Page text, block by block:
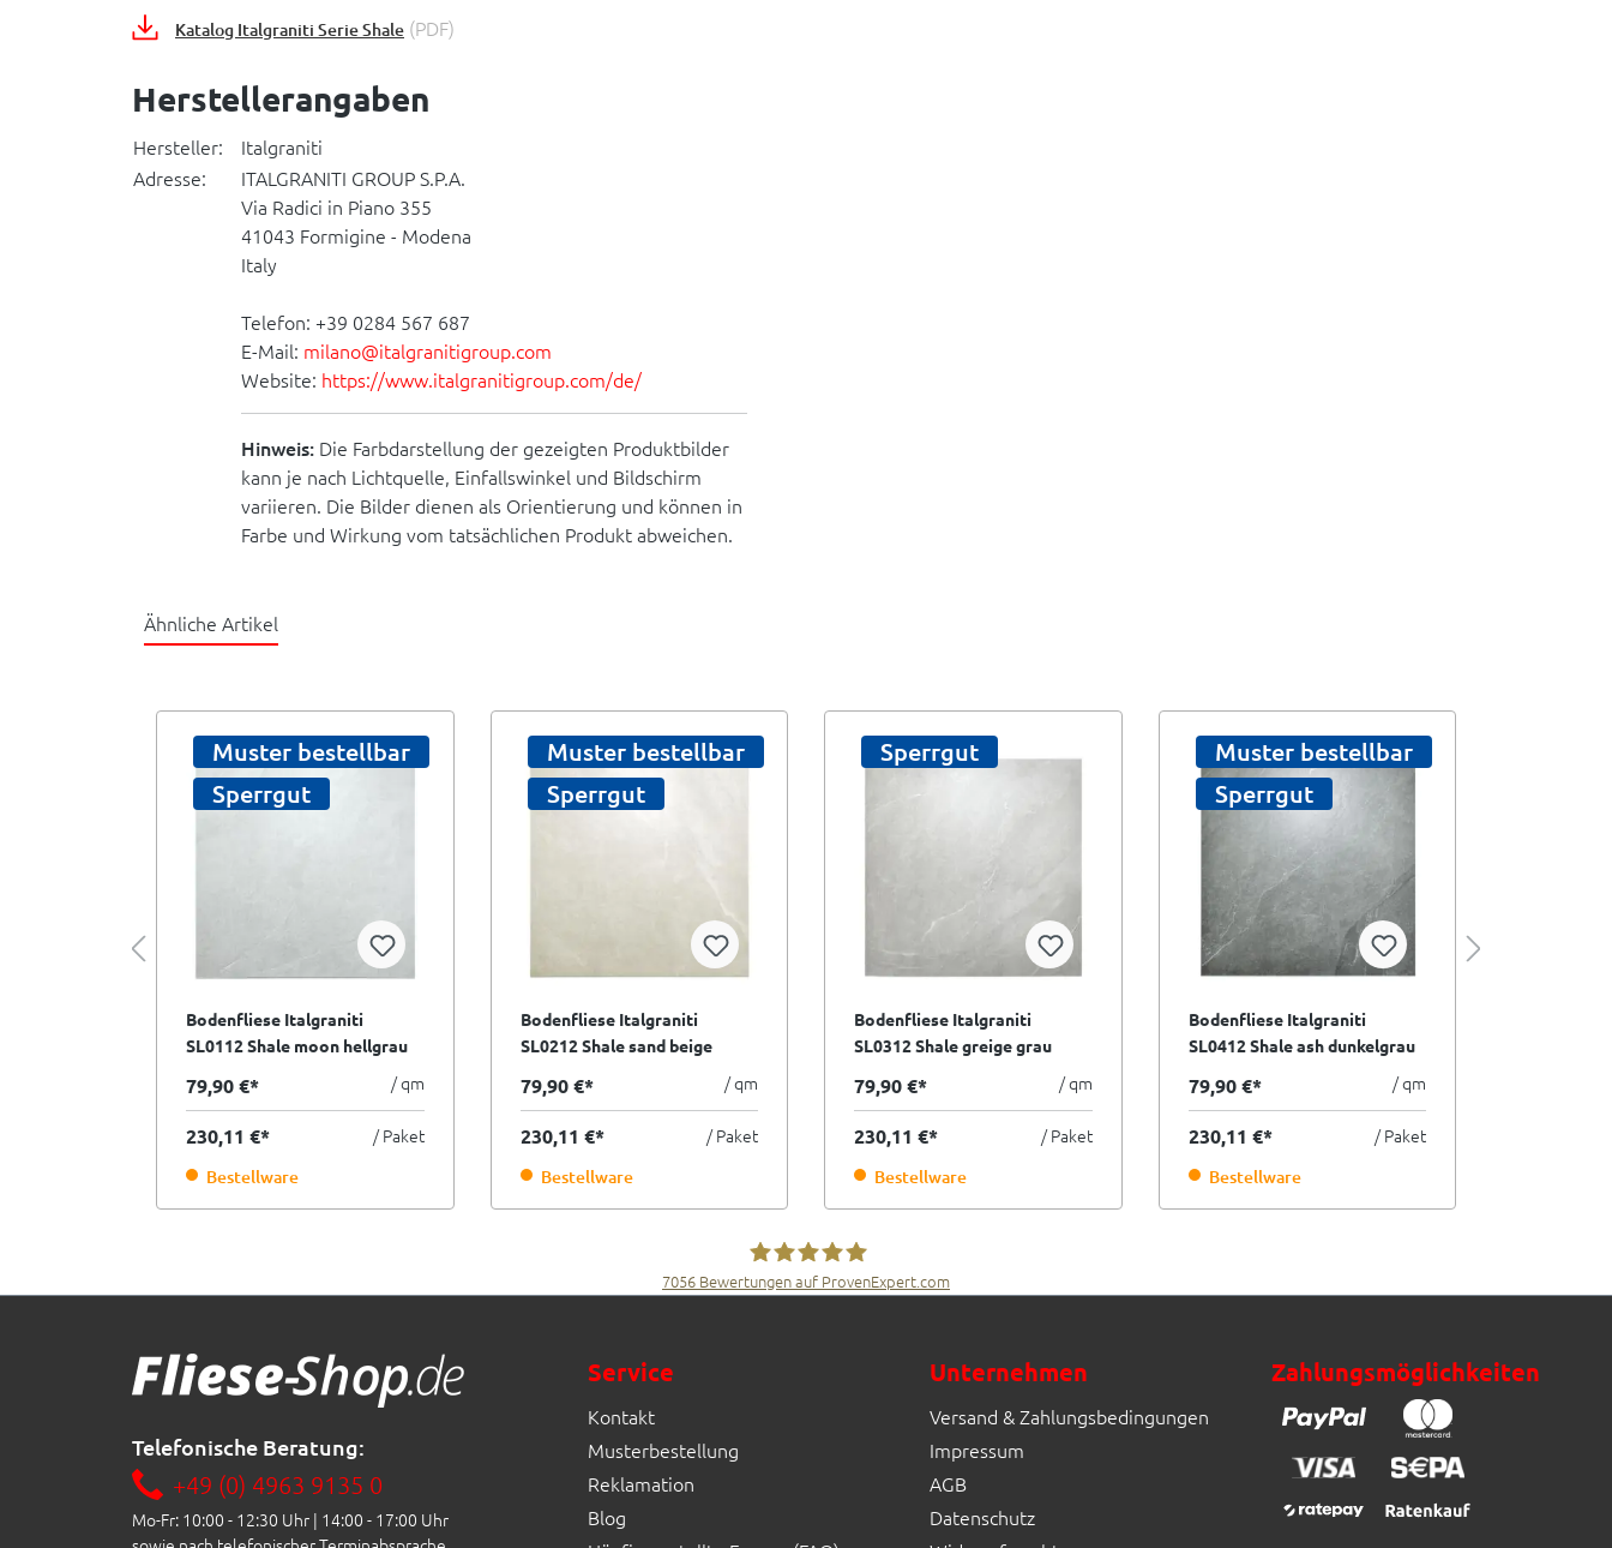
Katalog Italgraniti Serie Shale (PDF)
Herstellerangaben
Hersteller:
Italgraniti
Adresse:
ITALGRANITI GROUP S.P.A.
Via Radici in Piano 355
41043 Formigine - Modena
Italy
Telefon: +39 0284 567 687
E-Mail: milano@italgranitigroup.com
Website: https://www.italgranitigroup.com/de/
Hinweis: Die Farbdarstellung der gezeigten Produktbilder
kann je nach Lichtquelle, Einfallswinkel und Bildschirm
variieren. Die Bilder dienen als Orientierung und können in
Farbe und Wirkung vom tatsächlichen Produkt abweichen.
Ähnliche Artikel
Muster bestellbar
Sperrgut
Bodenfliese Italgraniti
SL0112 Shale moon hellgrau
79,90 €* / qm
230,11 €* / Paket
Bestellware
Muster bestellbar
Sperrgut
Bodenfliese Italgraniti
SL0212 Shale sand beige
79,90 €* / qm
230,11 €* / Paket
Bestellware
Sperrgut
Bodenfliese Italgraniti
SL0312 Shale greige grau
79,90 €* / qm
230,11 €* / Paket
Bestellware
Muster bestellbar
Sperrgut
Bodenfliese Italgraniti
SL0412 Shale ash dunkelgrau
79,90 €* / qm
230,11 €* / Paket
Bestellware
7056 Bewertungen auf ProvenExpert.com
Telefonische Beratung:
+49 (0) 4963 9135 0
Mo-Fr: 10:00 - 12:30 Uhr | 14:00 - 17:00 Uhr
Service
Kontakt
Musterbestellung
Reklamation
Blog
Unternehmen
Versand & Zahlungsbedingungen
Impressum
AGB
Datenschutz
Zahlungsmöglichkeiten